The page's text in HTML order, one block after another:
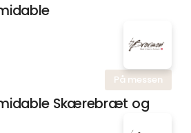
På messen
Skærebræt og